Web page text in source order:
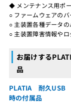
◆ メンテナンス用ポ
○ ファームウェアの
○ 主装置各種データ
○ 主装置障害情報や
お届けする
品
PLATIA 耐久USB
時の付属品